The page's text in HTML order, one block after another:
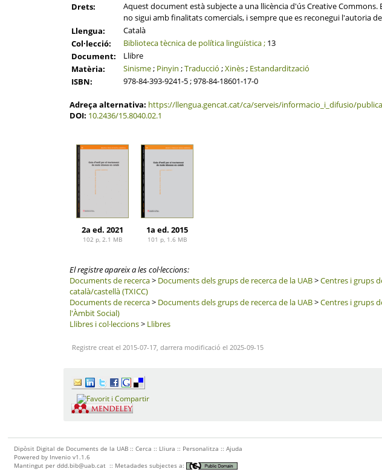
Drets:
Aquest document està subjecte a una llicència d'ús Creative
no sigui amb finalitats comercials, i sempre que es reconegui l'autoria
Llengua:
Català
Col·lecció:
Biblioteca tècnica de política lingüística ;13
Document:
Llibre
Matèria:
Sinisme; Pinyin ;Traducció ;Xinès; Estandardització
ISBN:
978-84-393-9241-5 ; 978-84-18601-17-0
Adreça alternativa: https://llengua.gencat.cat/ca/serveis/informacio_i_difusio/
DOI: 10.2436/15.8040.02.1
2a ed. 2021
102 p, 2.1 MB
1a ed. 2015
101 p, 1.6 MB
El registre apareix a les col·leccions:
Documents de recerca> Documents dels grups de recerca de la UAB>Centres i grups
català/castellà (TXICC)
Documents de recerca> Documents dels grups de recerca de la UAB>Centres i grups
l'Àmbit Social)
Llibres i col·leccions> Llibres
Registre creat el 2015-07-17, darrera modificació el 2025-09-15
Dipòsit Digital de Documents de la UAB ::Cerca :: Lliura :: Personalitza ::Ajuda
Powered by Invenio v1.1.6
Mantingut perddd.bib@uab.cat :: Metadades subjectes a: